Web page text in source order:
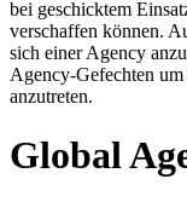
bei geschicktem
verschaffen können.
sich einer Agency
Agency-Gefechten
anzutreten.
Global